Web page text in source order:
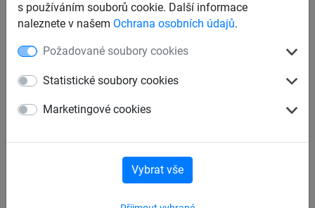
s používáním souborů cookie. Další informace
naleznete v našem Ochrana osobních údajů.
Požadované soubory cookies
Statistické soubory cookies
Marketingové cookies
Vybrat vše
Sportovní sítě Sítě na volejbal
Volejbalové sítě pro
Volejbalové sítě a příslušenství
Volejbalové sítě Antivandal